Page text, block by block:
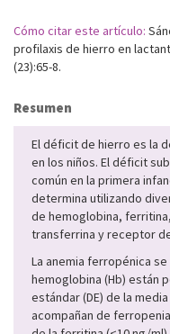
Cómo citar este artículo:
profilaxis de hierro en
(23):65-8.
Resumen
El déficit de hierro es la
en los niños. El déficit
común en la primera
determina utilizando
de hemoglobina,
transferrina y receptor
La anemia ferropénica
hemoglobina (Hb) están
estándar (DE) de la
acompañan de